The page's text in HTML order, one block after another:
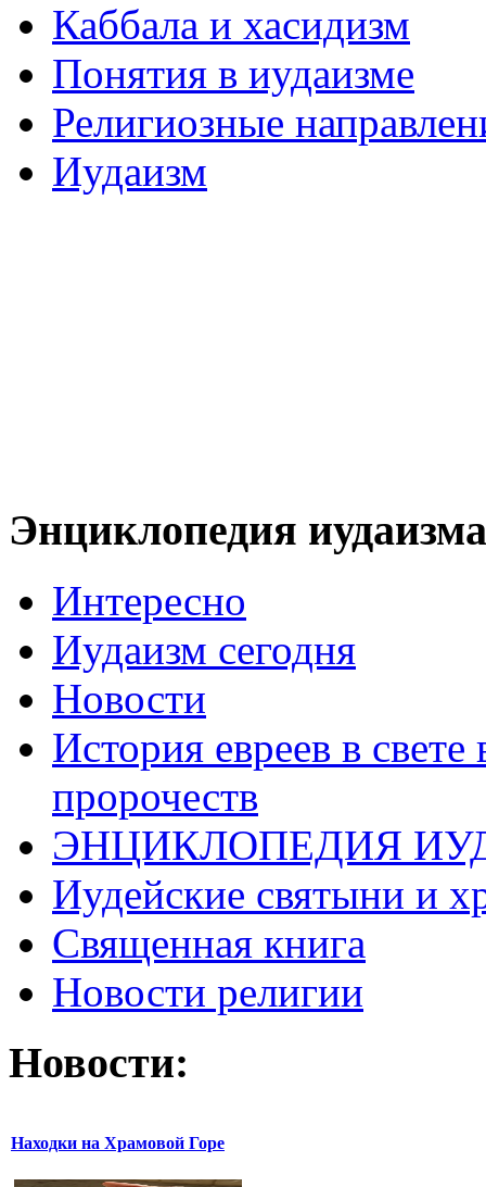
Каббала и хасидизм
Понятия в иудаизме
Религиозные
Иудаизм
Энциклопедия иудаизма
Интересно
Иудаизм сегодня
Новости
История евреев в
пророчеств
ЭНЦИКЛОПЕДИЯ
Иудейские святыни и
Священная книга
Новости религии
Новости:
Находки на Храмовой Горе